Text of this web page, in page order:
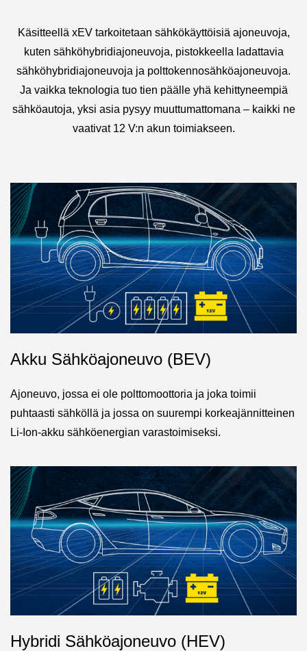
Käsitteellä xEV tarkoitetaan sähkökäyttöisiä ajoneuvoja,
kuten sähköhybridiajoneuvoja, pistokkeella ladattavia
sähköhybridiajoneuvoja ja polttokennosähköajoneuvoja.
Ja vaikka teknologia tuo tien päälle yhä kehittyneempiä
sähköautoja, yksi asia pysyy muuttumattomana – kaikki ne
vaativat 12 V:n akun toimiakseen.
Akku Sähköajoneuvo (BEV)
Ajoneuvo, jossa ei ole polttomoottoria ja joka toimii
puhtaasti sähköllä ja jossa on suurempi korkeajännitteinen
Li-Ion-akku sähköenergian varastoimiseksi.
Hybridi Sähköajoneuvo (HEV)